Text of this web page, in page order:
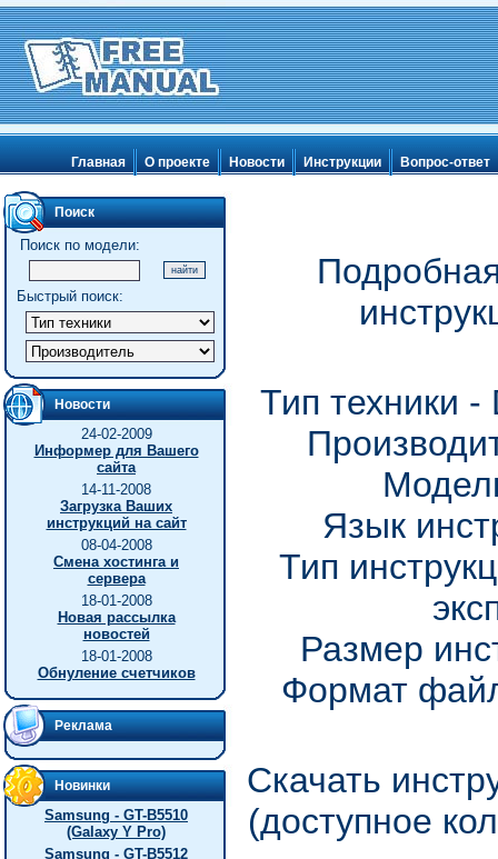
Главная О проекте Новости Инструкции Вопрос-ответ
Поиск
Поиск по модели:
Быстрый поиск:
Новости
24-02-2009
Информер для Вашего
сайта
14-11-2008
Загрузка Ваших
инструкций на сайт
08-04-2008
Смена хостинга и
сервера
18-01-2008
Новая рассылка
новостей
18-01-2008
Обнуление счетчиков
Реклама
Новинки
Samsung - GT-B5510
(Galaxy Y Pro)
Samsung - GT-B5512
Тип техники -
Язык
Тип
Размер
Формат
Скачать
(доступное